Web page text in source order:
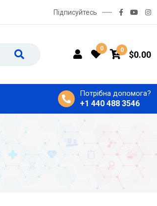
Підписуйтесь
0 0 $0.00
Потрібна допомога?
+1 440 488 3546